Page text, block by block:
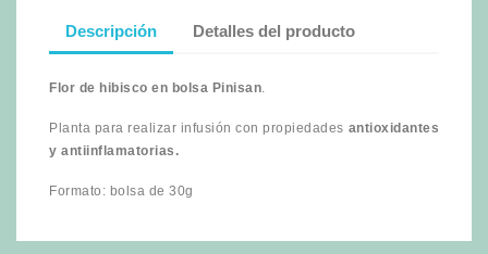
Descripción Detalles del producto
Flor de hibisco en bolsa Pinisan
Planta para realizar infusión con propiedades antioxidantes
y antiinflamatorias.
Formato: bolsa de 30g